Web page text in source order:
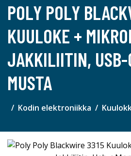
POLY POLY
KUULOKE +
JAKKILIITIN, USB-
MUSTA
Kodin elektroniikka